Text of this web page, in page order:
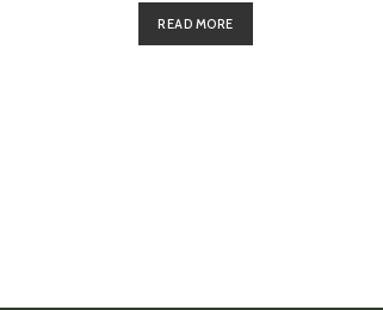
READ MORE